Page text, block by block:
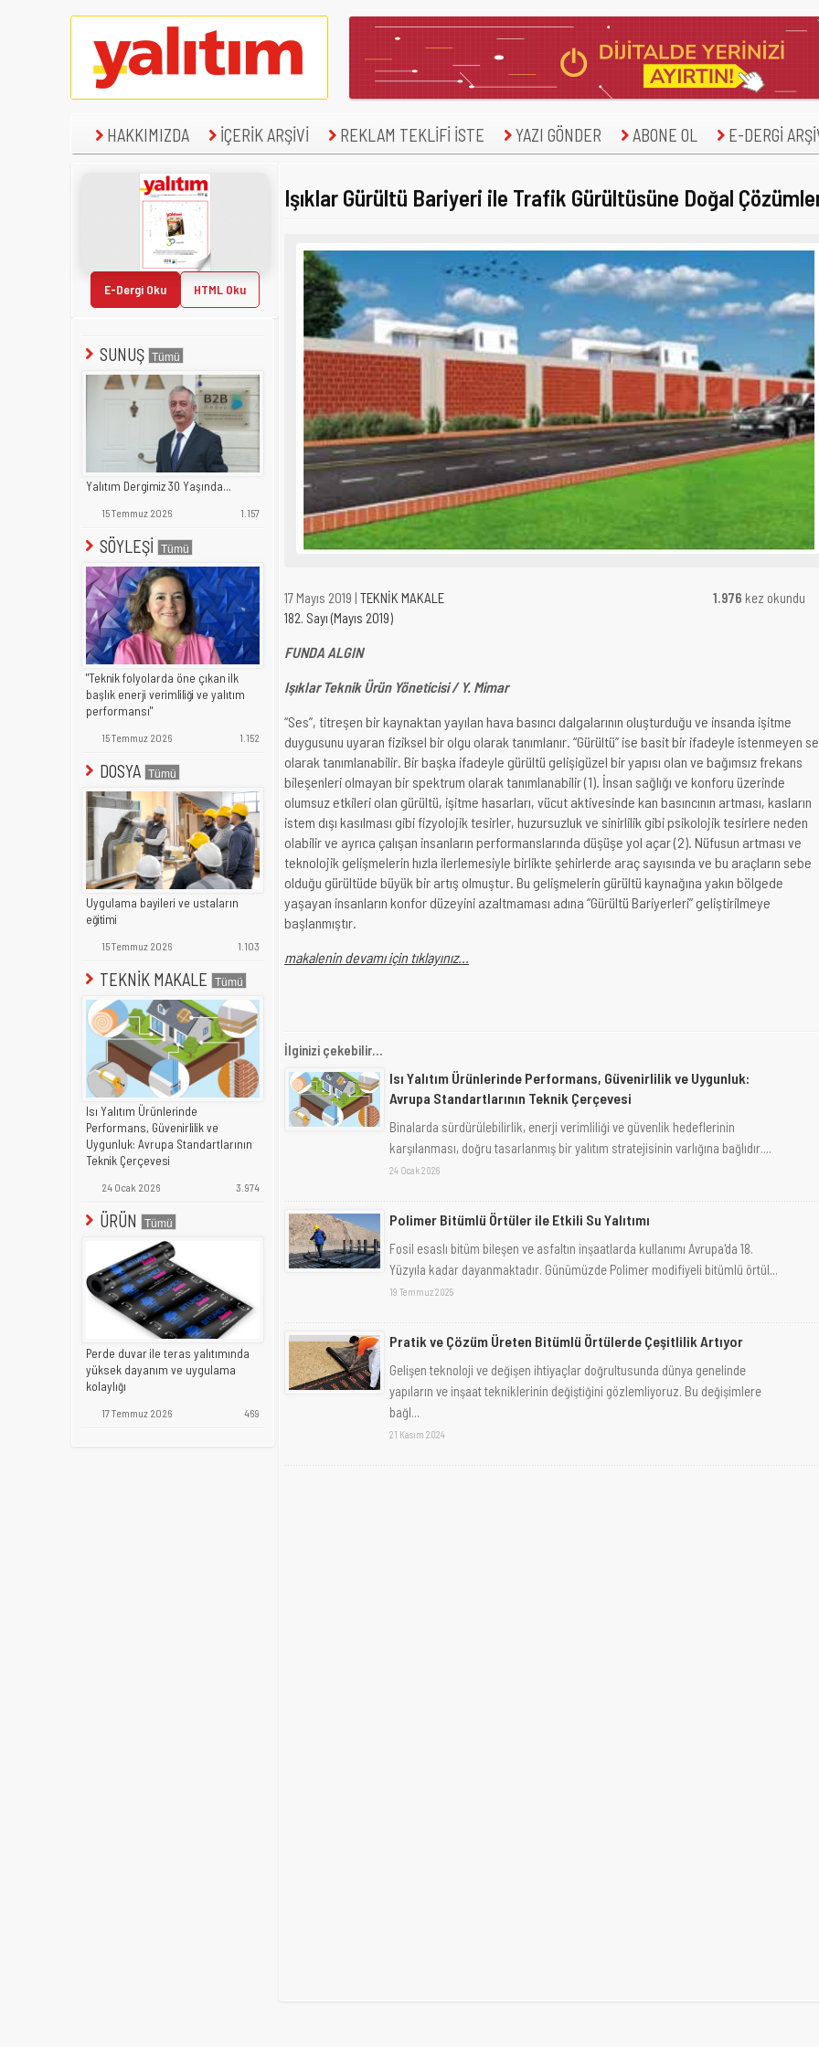
HAKKIMIZDA İÇERİK ARŞİVİ REKLAM TEKLİFİ İSTE YAZI GÖNDER ABONE OL E-DERGİ
E-Dergi Oku HTML Oku
SUNUŞ
Yalıtım Dergimiz 30 Yaşında...
15 Temmuz 2026 1.157
SÖYLEŞİ
"Teknik folyolarda öne çıkan ilk
başlık enerji verimliliği ve yalıtım
performansı"
15 Temmuz 2026 1.152
DOSYA
Uygulama bayileri ve ustaların
eğitimi
15 Temmuz 2026 1.103
TEKNİK MAKALE
Isı Yalıtım Ürünlerinde
Performans, Güvenirlilik ve
Uygunluk: Avrupa Standartlarının
Teknik Çerçevesi
24 Ocak 2026 3.974
ÜRÜN
Perde duvar ile teras yalıtımında
yüksek dayanım ve uygulama
kolaylığı
17 Temmuz 2026 469
Işıklar Gürültü Bariyeri ile Trafik Gürültüsüne Doğal
17 Mayıs 2019 | TEKNİK MAKALE
182. Sayı (Mayıs 2019)
1.976 kez okundu
FUNDA ALGIN
Işıklar Teknik Ürün Yöneticisi / Y. Mimar
“Ses”, titreşen bir kaynaktan yayılan hava basıncı dalgalarının oluşturduğu ve insanda işitme
duygusunu uyaran fiziksel bir olgu olarak tanımlanır. “Gürültü” ise basit bir ifadeyle istenmeyen
olarak tanımlanabilir. Bir başka ifadeyle gürültü gelişigüzel bir yapısı olan ve bağımsız frekans
bileşenleri olmayan bir spektrum olarak tanımlanabilir (1). İnsan sağlığı ve konforu üzerinde
olumsuz etkileri olan gürültü, işitme hasarları, vücut aktivesinde kan basıncının artması, kasların
istem dışı kasılması gibi fizyolojik tesirler, huzursuzluk ve sinirlilik gibi psikolojik tesirlere neden
olabilir ve ayrıca çalışan insanların performanslarında düşüşe yol açar (2). Nüfusun artması ve
teknolojik gelişmelerin hızla ilerlemesiyle birlikte şehirlerde araç sayısında ve bu araçların sebe
olduğu gürültüde büyük bir artış olmuştur. Bu gelişmelerin gürültü kaynağına yakın bölgede
yaşayan insanların konfor düzeyini azaltmaması adına “Gürültü Bariyerleri” geliştirilmeye
başlanmıştır.
makalenin devamı için tıklayınız...
İlginizi çekebilir...
Isı Yalıtım Ürünlerinde Performans, Güvenirlilik ve Uygunluk:
Avrupa Standartlarının Teknik Çerçevesi
Binalarda sürdürülebilirlik, enerji verimliliği ve güvenlik hedeflerinin
karşılanması, doğru tasarlanmış bir yalıtım stratejisinin varlığına bağlıdır....
24 Ocak 2026
Polimer Bitümlü Örtüler ile Etkili Su Yalıtımı
Fosil esaslı bitüm bileşen ve asfaltın inşaatlarda kullanımı Avrupa'da 18.
Yüzyıla kadar dayanmaktadır. Günümüzde Polimer modifiyeli bitümlü örtül...
19 Temmuz 2025
Pratik ve Çözüm Üreten Bitümlü Örtülerde Çeşitlilik Artıyor
Gelişen teknoloji ve değişen ihtiyaçlar doğrultusunda dünya genelinde
yapıların ve inşaat tekniklerinin değiştiğini gözlemliyoruz. Bu değişimlere
bağl...
21 Kasım 2024